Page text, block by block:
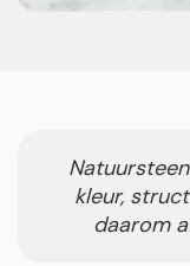
kleur,
daarom